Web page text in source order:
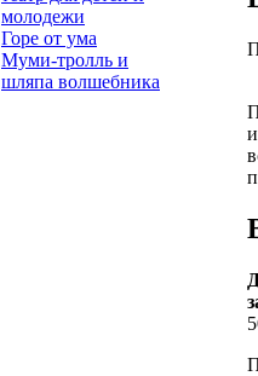
молодежи
Горе от ума
Муми-тролль и
шляпа волшебника